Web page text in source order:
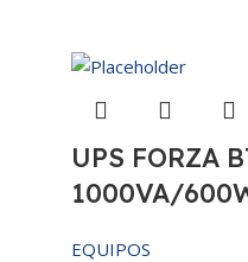
UPS FORZA
1000VA/
EQUIPOS